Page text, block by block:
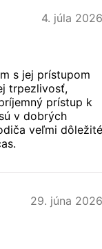
4. júla 2026
s jej prístupom
trpezlivosť,
prístup k
v dobrých
veľmi dôležité
29. júna 2026